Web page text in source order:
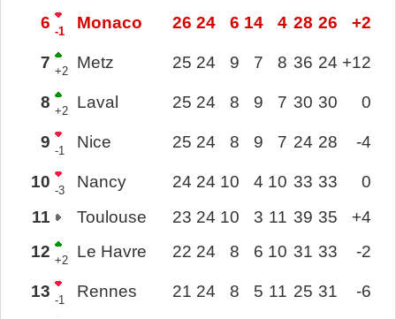
6 -1 Monaco 26 24 6 14 4 28 26 +2
7 +2 Metz 25 24 9 7 8 36 24 +12
8 +2 Laval 25 24 8 9 7 30 30 0
9 -1 Nice 25 24 8 9 7 24 28 -4
10 -3 Nancy 24 24 10 4 10 33 33
0
11
Toulouse 23 24 10 3 11 39 35
+4
12 +2 Le Havre 22 24 8 6 10 31 33 -2
13 -1 Rennes 21 24 8 5 11 25 31 -6